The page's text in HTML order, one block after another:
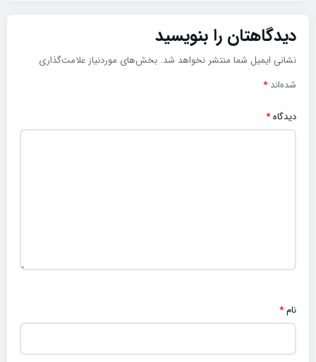
دیدگاهتان را بنویسید
نشانی ایمیل شما منتشر نخواهد شد. بخش‌های موردنیاز علامت‌گذاری
شده‌اند *
دیدگاه*
نام*